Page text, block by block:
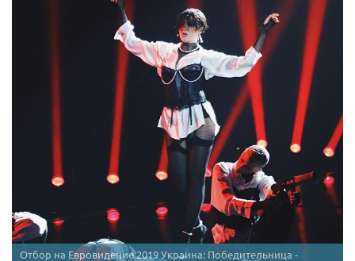
Отбор на Евровидение 2019 Украина: Победительница -